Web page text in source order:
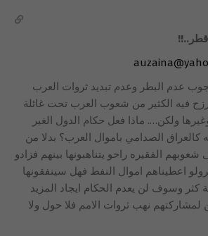
قطر..!!
عدم البطر وعدم تبديد ثروات العرب
فيه الكثير من شعوب العرب تحت غائلة
ولكن…. ماذا فعل حكام الدول الغير
كالعراق الصدامي باموال العرب؟ بدلا من
الفقيره راحو يتناهبونها بينهم فزادو
اعطيناهم اموال النفط فهل سينفقونها
كثر وسوف لن يعدم الحكام ايجاد المزيد
لمشاركتهم نهب ثروات الامم فلا حول ولا